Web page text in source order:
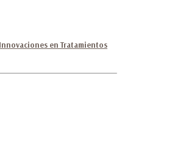
en Tratamientos